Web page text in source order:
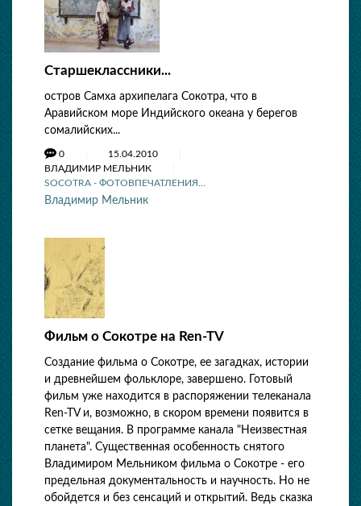
Старшеклассники...
остров Самха архипелага Сокотра, что в
Аравийском море Индийского океана у берегов
сомалийских...
0
15.04.2010
ВЛАДИМИР МЕЛЬНИК
SOCOTRA - ФОТОВПЕЧАТЛЕНИЯ...
Владимир Мельник
Фильм о Сокотре на Ren-TV
Создание фильма о Сокотре, ее загадках, истории
и древнейшем фольклоре, завершено. Готовый
фильм уже находится в распоряжении телеканала
Ren-TV и, возможно, в скором времени появится в
сетке вещания. В программе канала "Неизвестная
планета". Существенная особенность снятого
Владимиром Мельником фильма о Сокотре - его
предельная документальность и научность. Но не
обойдется и без сенсаций и открытий. Ведь сказка